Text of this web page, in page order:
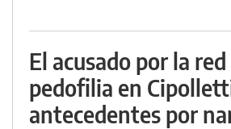
El acusado por la
pedofilia en
antecedentes por